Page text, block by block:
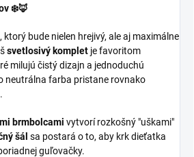
❄️🦊
bude nielen hrejivý, ale aj maximálne
svetlosivý komplet je favoritom
milujú čistý dizajn a jednoduchú
neutrálna farba pristane rovnako
brmbolcami vytvorí rozkošný "uškami"
šál sa postará o to, aby krk dieťatka
guľovačky.